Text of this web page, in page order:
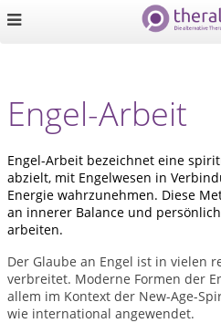
Engel-Arbeit
Engel-Arbeit bezeichnet eine
abzielt, mit Engelwesen in
Energie wahrzunehmen. Diese
an innerer Balance und
arbeiten.
Der Glaube an Engel ist in vielen
verbreitet. Moderne Formen der
allem im Kontext der New-Age-
wie international angewendet.